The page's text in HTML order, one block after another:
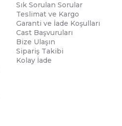
Sık Sorulan Sorular
Teslimat ve Kargo
Garanti ve İade Koşulları
Cast Başvuruları
Bize Ulaşın
Sipariş Takibi
Kolay İade